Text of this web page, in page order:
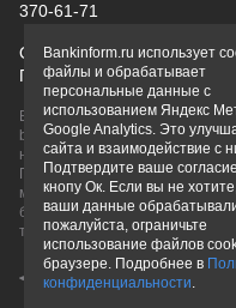
370-61-71
О проектеПолитика
Правовая информацияДля
Вся информация о продуктах
bankinform.ru, носит
не является публичной
ГК РФ. Информация не
может быть изменена.
банков или при личном
товарные знаки принадлежит
Bankinform.ru использует
файлы и обрабатывает
персональные данные с
использованием Яндекс
Google Analytics. Это
сайта и взаимодействие с
Подтвердите ваше
кнопу Ок. Если вы не
ваши данные
пожалуйста, ограничьте
использование файлов
браузере. Подробнее в
конфиденциальности.